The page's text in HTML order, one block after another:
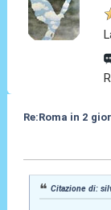
Re:Roma in 2
Citazione di: